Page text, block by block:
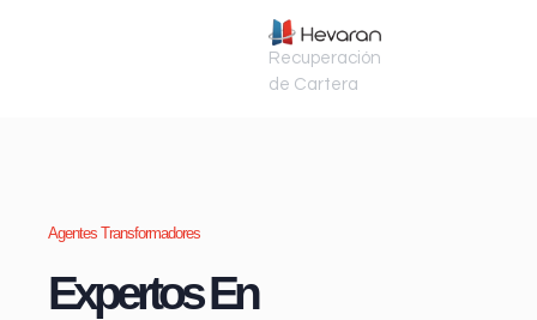
Recuperación
de Cartera
Agentes Transformadores
Expertos En